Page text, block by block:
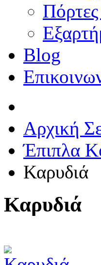
Blog
Αρχική
Έπιπλα
Καρυδιά
Καρυδιά